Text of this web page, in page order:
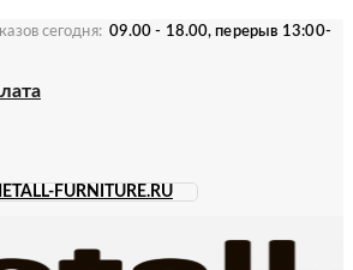
сегодня: 09.00 - 18.00, перерыв 13:00-
FURNITURE.RU